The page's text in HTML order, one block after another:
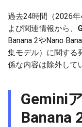
i
n
GitHubのプロンプト
ジトリ（最近の更新
2025-12-27
2025-12-26
2025-12-25
過去24時間（2026
よび関連情報から、
Banana 2やNano
集モデル）に関する
係な内容は除外して
Gemini
Banana